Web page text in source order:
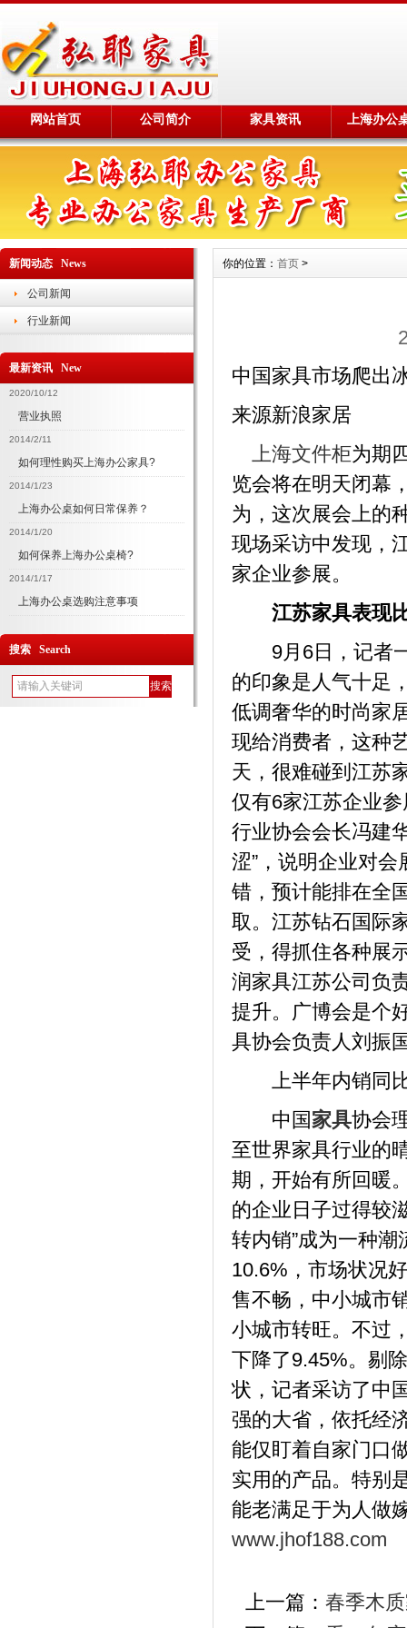
网站首页 公司简介 家具资讯 上海办公
新闻动态 News
公司新闻
行业新闻
最新资讯 New
2020/10/12
营业执照
2014/2/11
如何理性购买上海办公家具?
2014/1/23
上海办公桌如何日常保养？
2014/1/20
如何保养上海办公桌椅?
2014/1/17
上海办公桌选购注意事项
搜索 Search
你的位置： 首页 >
中国家具市场爬出
来源新浪家居
上海文件柜为期
览会将在明天闭幕
为，这次展会上的
现场采访中发现，
家企业参展。
江苏家具表现
9月6日，记者一
的印象是人气十足
低调奢华的时尚家
现给消费者，这种
天，很难碰到江苏
仅有6家江苏企业
行业协会会长冯建
涩”，说明企业对
错，预计能排在全
取。江苏钻石国际
受，得抓住各种展
润家具江苏公司负
提升。广博会是个
具协会负责人刘振
上半年内销同比
中国家具协会
至世界家具行业的
期，开始有所回暖
的企业日子过得较
转内销”成为一种
10.6%，市场状况
售不畅，中小城市
小城市转旺。不过
下降了9.45%。剔
状，记者采访了中
强的大省，依托经
能仅盯着自家门口
实用的产品。特别
能老满足于为人做
www.jhof188.com
上一篇： 春季木